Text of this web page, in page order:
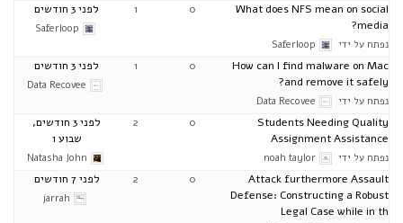
What does NFS mean on social
media?
נפתח על ידי Saferloop
0
1 לפני 3 חודשים
Saferloop
How can I find malware on Mac
and remove it safely?
נפתח על ידי Data Recovee
0
1 לפני 3 חודשים
Data Recovee
Students Needing Quality
Assignment Assistance
נפתח על ידי noah taylor
0
2
לפני 3 חודשים,
שבוע 1
Natasha John
Attack furthermore Assault
Defense: Constructing a Robust
Legal Case while in th
0
2 לפני 7 חודשים
jarrah